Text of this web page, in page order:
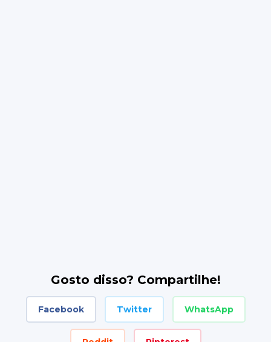
Gosto disso? Compartilhe!
Facebook Twitter WhatsApp